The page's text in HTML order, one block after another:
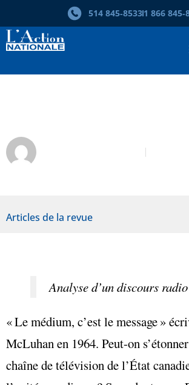
514 845‑85331 866
Articles de la revue
Analyse d’un discours
« Le médium, c’est le message »
McLuhan en 1964. Peut-on
chaîne de télévision de l’État